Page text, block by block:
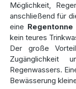
Möglichkeit,
anschließend für
eine Regentonne
kein teures
Der große
Zugänglichkeit
Regenwassers.
Bewässerung